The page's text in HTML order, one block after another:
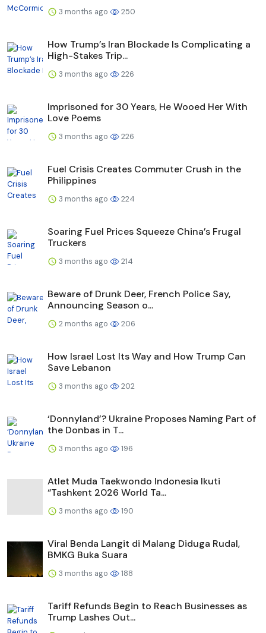
3 months ago 250
How Trump’s Iran Blockade Is Complicating a
High-Stakes Trip...
3 months ago 226
Imprisoned for 30 Years, He Wooed Her With
Love Poems
3 months ago 226
Fuel Crisis Creates Commuter Crush in the
Philippines
3 months ago 224
Soaring Fuel Prices Squeeze China’s Frugal
Truckers
3 months ago 214
Beware of Drunk Deer, French Police Say,
Announcing Season o...
2 months ago 206
How Israel Lost Its Way and How Trump Can
Save Lebanon
3 months ago 202
‘Donnyland’? Ukraine Proposes Naming Part of
the Donbas in T...
3 months ago 196
Atlet Muda Taekwondo Indonesia Ikuti
“Tashkent 2026 World Ta...
3 months ago 190
Viral Benda Langit di Malang Diduga Rudal,
BMKG Buka Suara
3 months ago 188
Tariff Refunds Begin to Reach Businesses as
Trump Lashes Out...